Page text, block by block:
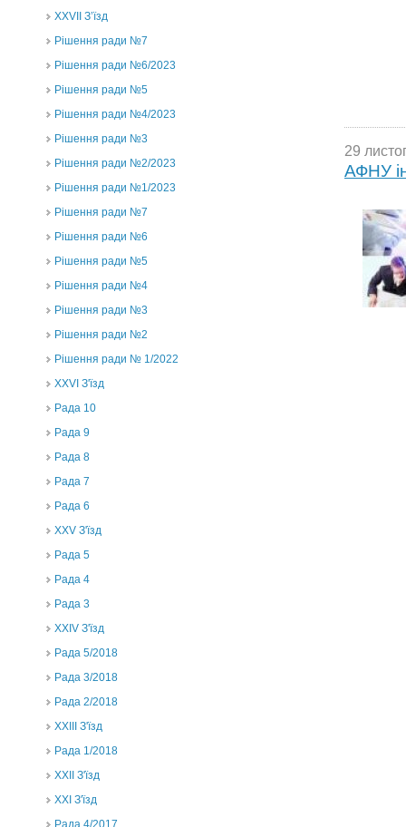
ХХVII З’їзд
Рішення ради №7
Рішення ради №6/2023
Рішення ради №5
Рішення ради №4/2023
Рішення ради №3
Рішення ради №2/2023
Рішення ради №1/2023
Рішення ради №7
Рішення ради №6
Рішення ради №5
Рішення ради №4
Рішення ради №3
Рішення ради №2
Рішення ради № 1/2022
XXVI З'їзд
Рада 10
Рада 9
Рада 8
Рада 7
Рада 6
XXV З'їзд
Рада 5
Рада 4
Рада 3
ХХIV З'їзд
Рада 5/2018
Рада 3/2018
Рада 2/2018
XXIII З'їзд
Рада 1/2018
ХХІІ З'їзд
XXI З'їзд
Рада 4/2017
29
АФНУ